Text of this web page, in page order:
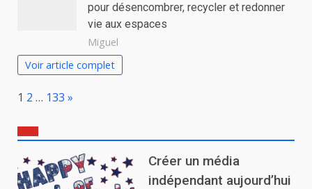
pour désencombrer, recycler et redonner
vie aux espaces
Miguel
Voir article complet
Page:
1 2 … 133 Next
»
Créer un média
indépendant aujourd’hui